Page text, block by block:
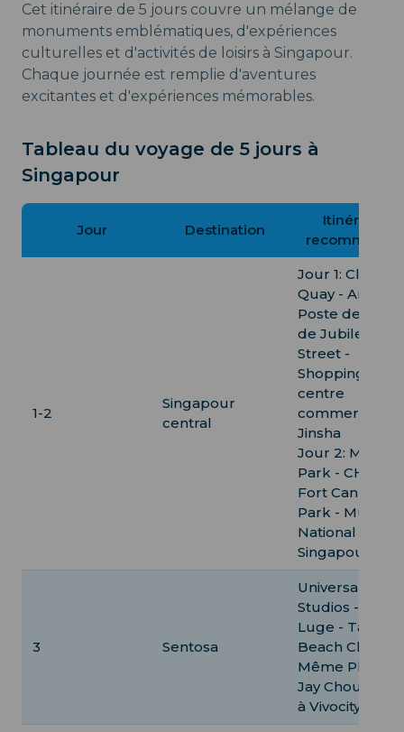
Cet itinéraire de 5 jours couvre un mélange de
monuments emblématiques, d'expériences
culturelles et d'activités de loisirs à Singapour.
Chaque journée est remplie d'aventures
excitantes et d'expériences mémorables.
Tableau du voyage de 5 jours à
Singapour
Jour Destination
Itinéraires
1-2
Singapour
central
Jour 1: Clarke
Quay - Ancien
Poste de
de Jubilee
Street -
Shopping au
centre
commercial
Jinsha
Jour 2: Merlion
Park -
Fort Canning
Park - Musée
National de
Singapour
3 Sentosa
Universal
Studios -
Luge - Tanjong
Beach Club -
Même Plage
Jay Chou -
à Vivocity